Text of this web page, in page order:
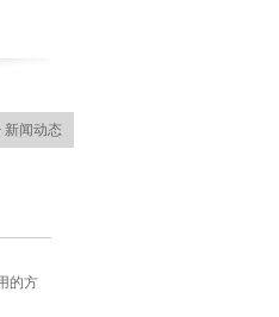
新闻动态
的方